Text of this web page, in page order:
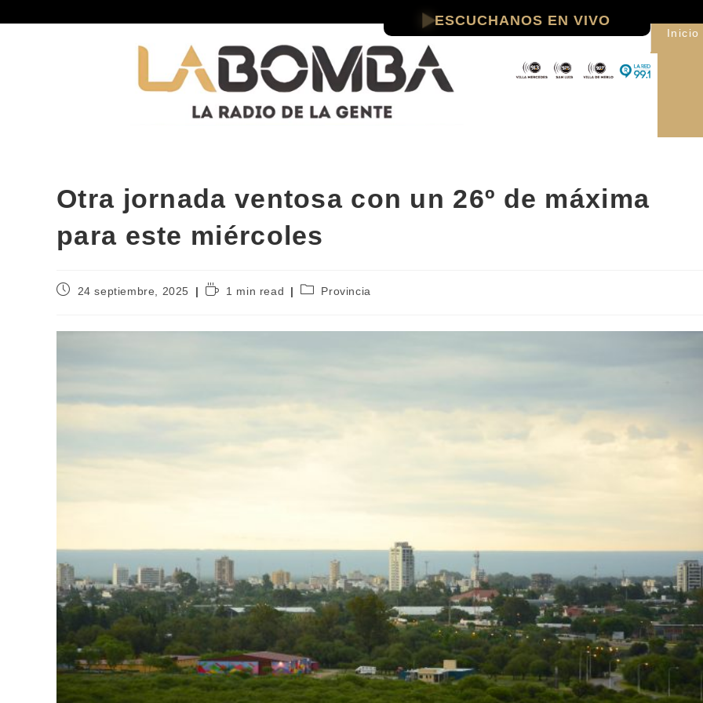
ESCUCHANOS EN VIVO
Inicio
Otra jornada ventosa con un 26º de máxima
para este miércoles
24 septiembre, 2025 1 min read Provincia